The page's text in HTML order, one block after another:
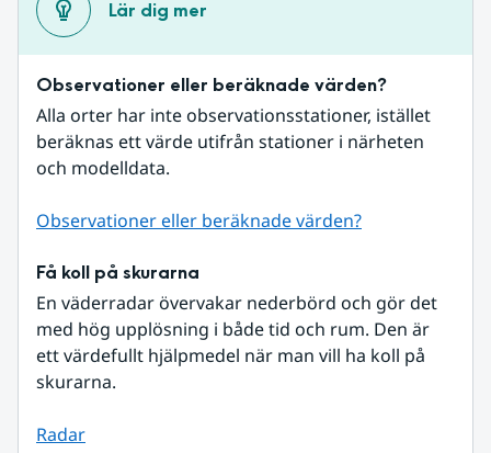
Lär dig mer
Observationer eller beräknade värden?
Alla orter har inte observationsstationer, istället
beräknas ett värde utifrån stationer i närheten
och modelldata.
Observationer eller beräknade värden?
Få koll på skurarna
En väderradar övervakar nederbörd och gör det
med hög upplösning i både tid och rum. Den är
ett värdefullt hjälpmedel när man vill ha koll på
skurarna.
Radar